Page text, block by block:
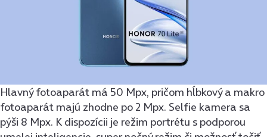
Hlavný fotoaparát má 50 Mpx, pričom hĺbkový a makro
fotoaparát majú zhodne po 2 Mpx. Selfie kamera sa
pýši 8 Mpx. K dispozícii je režim portrétu s podporou